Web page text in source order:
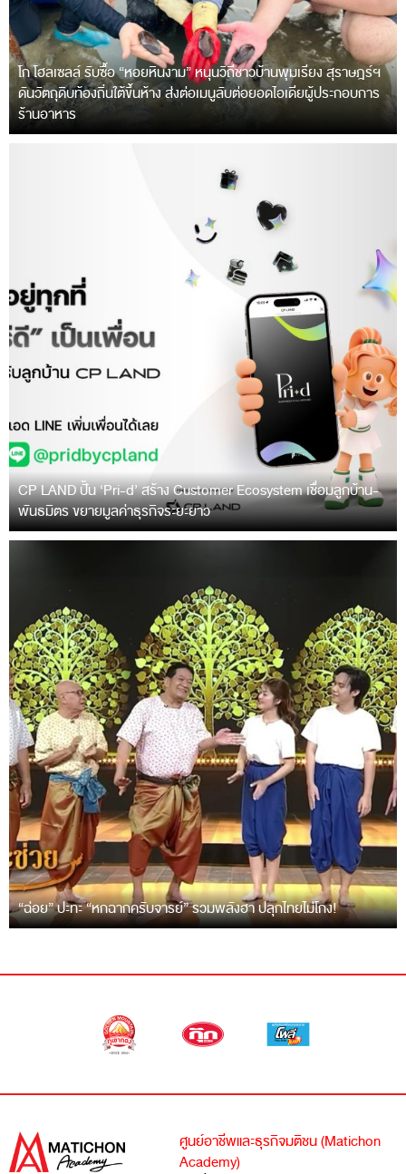
โก โฮลเซลล์ รับซื้อ “หอยหินงาม” หนุนวิถีชาวบ้านพุมเรียง สุราษฎร์ฯ
ดันวัตถุดิบท้องถิ่นใต้ขึ้นห้าง ส่งต่อเมนูลับต่อยอดไอเดียผู้ประกอบการ
ร้านอาหาร
CP LAND ปั้น ‘Pri-d’ สร้าง Customer Ecosystem เชื่อมลูกบ้าน-
พันธมิตร ขยายมูลค่าธุรกิจระยะยาว
“ฉ่อย” ปะทะ “หกฉากครับจารย์” รวมพลังฮา ปลุกไทยไม่โกง!
ศูนย์อาชีพและธุรกิจมติชน (Matichon
Academy)